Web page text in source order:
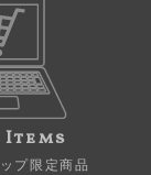
プ限定商品